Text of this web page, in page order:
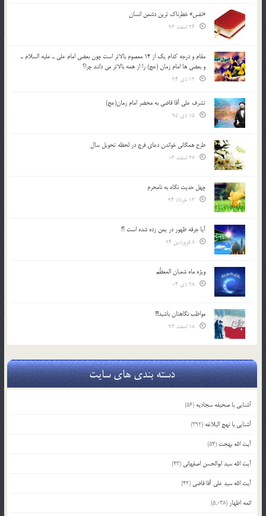
«نفس» خطرناک ترین دشمن انسان
مقام و درجه كدام يك از 14 معصوم بالاتر است چون بعضي امام علي ـ عليه السلام ـ
و بعضي ها امام زمان (عج) را از همه بالاتر مي دانند چرا؟
تشرف علي آقا قاضي به محضر امام زمان(عج)
طرح همگانی خواندن دعای فرج در لحظه تحویل سال
چهل حدیث نگاه به نامحرم
آیا جرقه ظهور در یمن زده شده است ؟!
ویژه ماه شعبان المعظّم
مواظب نگاهتان باشید!!!
دسته بندی های سایت
آشنایی با صحیفه سجادیه (56)
آشنایی با نهج البلاغه (392)
آیت الله بهجت (54)
آیت الله سید ابوالحسن اصفهانی (43)
آیت الله سید علی آقا قاضی (42)
ائمه اطهار (5,038)